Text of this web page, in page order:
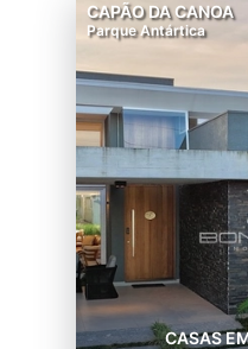
CAPÃO DA CANOA
Parque Antártica
CASAS